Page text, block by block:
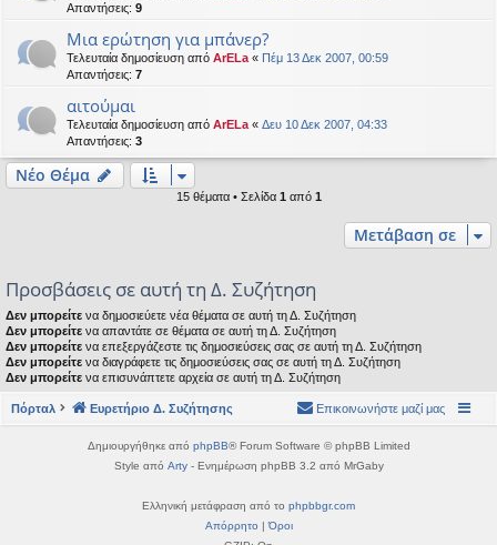
Απαντήσεις: 9
Μια ερώτηση για μπάνερ?
Τελευταία δημοσίευση από ArELa « Πέμ 13 Δεκ 2007, 00:59
Απαντήσεις: 7
αιτούμαι
Τελευταία δημοσίευση από ArELa « Δευ 10 Δεκ 2007, 04:33
Απαντήσεις: 3
Νέο Θέμα
15 θέματα • Σελίδα 1 από 1
Μετάβαση σε
Προσβάσεις σε αυτή τη Δ. Συζήτηση
Δεν μπορείτε να δημοσιεύετε νέα θέματα σε αυτή τη Δ. Συζήτηση
Δεν μπορείτε να απαντάτε σε θέματα σε αυτή τη Δ. Συζήτηση
Δεν μπορείτε να επεξεργάζεστε τις δημοσιεύσεις σας σε αυτή τη Δ. Συζήτηση
Δεν μπορείτε να διαγράφετε τις δημοσιεύσεις σας σε αυτή τη Δ. Συζήτηση
Δεν μπορείτε να επισυνάπτετε αρχεία σε αυτή τη Δ. Συζήτηση
Πόρταλ Ευρετήριο Δ. Συζήτησης Επικοινωνήστε μαζί μας
Δημιουργήθηκε από phpBB® Forum Software © phpBB Limited
Style από Arty- Ενημέρωση phpBB 3.2 από MrGaby
Ελληνική μετάφραση από το phpbbgr.com
Απόρρητο |Όροι